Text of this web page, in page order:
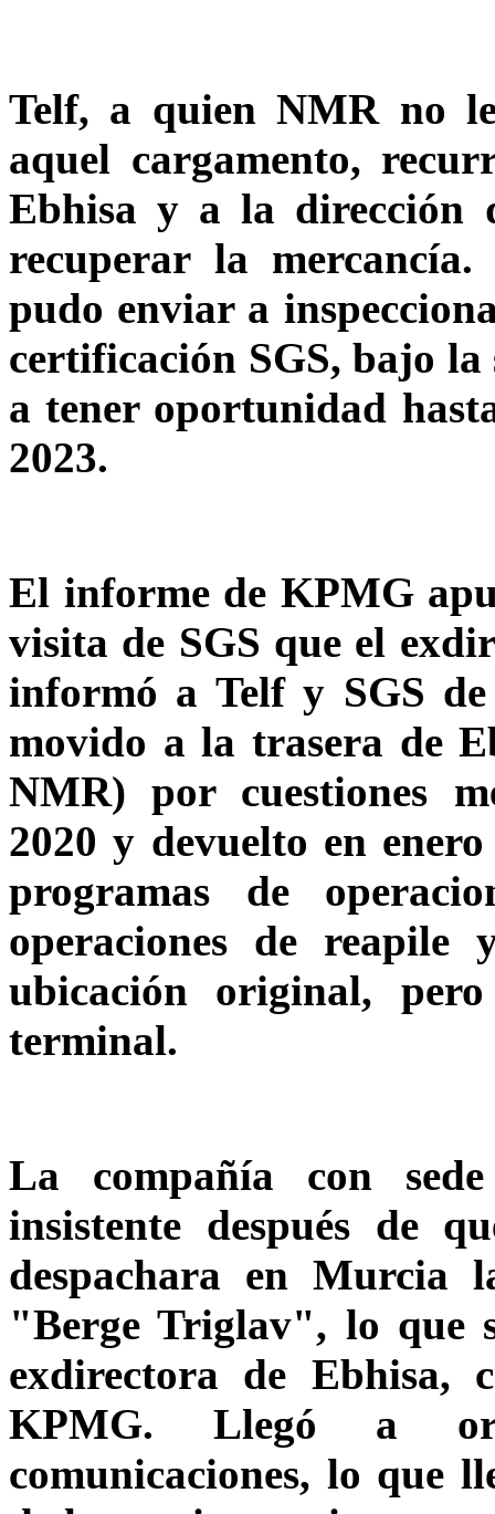
Telf, a quien NMR no
aquel cargamento,
Ebhisa y a la dirección
recuperar la
pudo enviar a
certificación SGS, bajo
a tener oportunidad
2023.
El informe de KPMG
visita de SGS que el
informó a Telf y SGS
movido a la trasera de
NMR) por cuestiones
2020 y devuelto en
programas de
operaciones de
ubicación original,
terminal.
La compañía con
insistente después de
despachara en Murcia
"Berge Triglav", lo que
exdirectora de Ebhisa,
KPMG. Llegó a
comunicaciones, lo que